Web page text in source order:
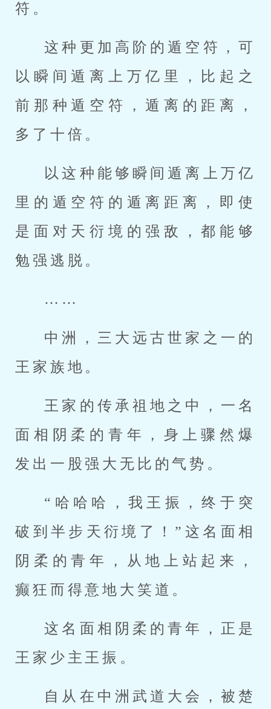
符。
这种更加高阶的遁空符，可
以瞬间遁离上万亿里，比起之
前那种遁空符，遁离的距离，
多了十倍。
以这种能够瞬间遁离上万亿
里的遁空符的遁离距离，即使
是面对天衍境的强敌，都能够
勉强逃脱。
……
中洲，三大远古世家之一的
王家族地。
王家的传承祖地之中，一名
面相阴柔的青年，身上骤然爆
发出一股强大无比的气势。
“哈哈哈，我王振，终于突
破到半步天衍境了！”这名面相
阴柔的青年，从地上站起来，
癫狂而得意地大笑道。
这名面相阴柔的青年，正是
王家少主王振。
自从在中洲武道大会，被楚